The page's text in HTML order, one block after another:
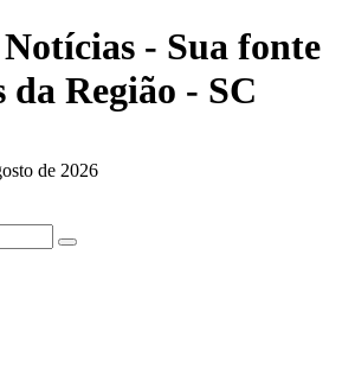
- Sua fonte
da Região - SC
de 2026